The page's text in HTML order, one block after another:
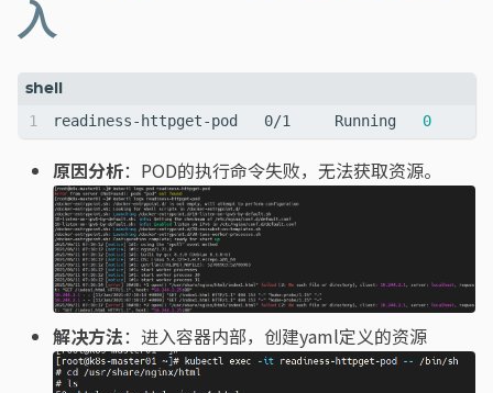
入
readiness-httpget-pod   0/1     Running 0
原因分析：POD的执行命令失败，无法获取资源。
解决方法：进入容器内部，创建yaml定义的资源